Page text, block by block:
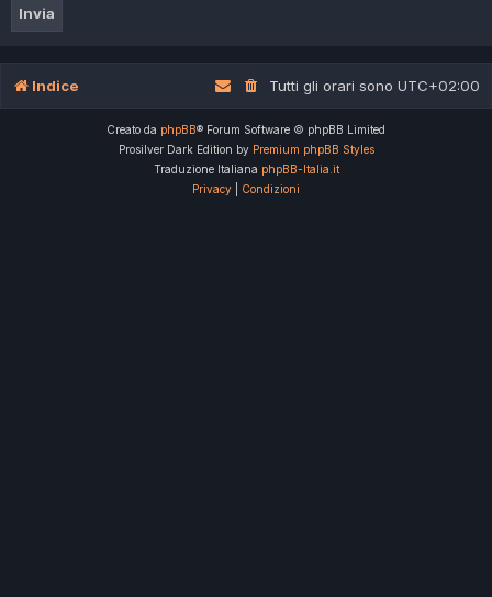
Indice Tutti gli orari sono UTC+02:00
Creato da phpBB® Forum Software © phpBB Limited
Prosilver Dark Edition by Premium phpBB Styles
Traduzione Italiana phpBB-Italia.it
Privacy
Condizioni